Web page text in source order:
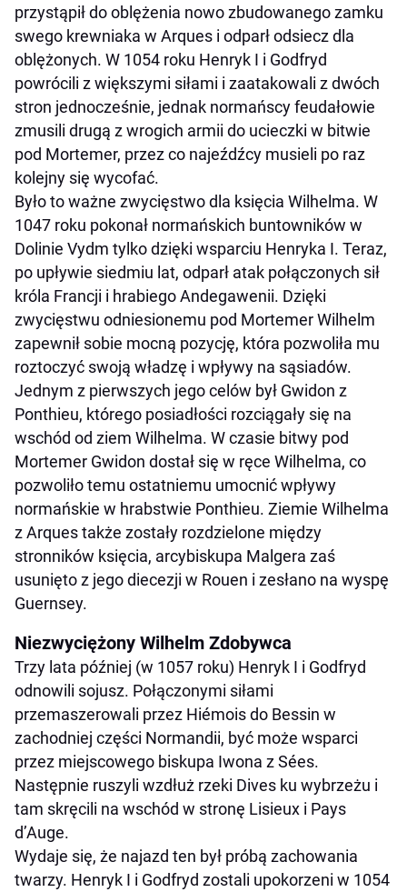
przystąpił do oblężenia nowo zbudowanego zamku
swego krewniaka w Arques i odparł odsiecz dla
oblężonych. W 1054 roku Henryk I i Godfryd
powrócili z większymi siłami i zaatakowali z dwóch
stron jednocześnie, jednak normańscy feudałowie
zmusili drugą z wrogich armii do ucieczki w bitwie
pod Mortemer, przez co najeźdźcy musieli po raz
kolejny się wycofać.
Było to ważne zwycięstwo dla księcia Wilhelma. W
1047 roku pokonał normańskich buntowników w
Dolinie Vydm tylko dzięki wsparciu Henryka I. Teraz,
po upływie siedmiu lat, odparł atak połączonych sił
króla Francji i hrabiego Andegawenii. Dzięki
zwycięstwu odniesionemu pod Mortemer Wilhelm
zapewnił sobie mocną pozycję, która pozwoliła mu
roztoczyć swoją władzę i wpływy na sąsiadów.
Jednym z pierwszych jego celów był Gwidon z
Ponthieu, którego posiadłości rozciągały się na
wschód od ziem Wilhelma. W czasie bitwy pod
Mortemer Gwidon dostał się w ręce Wilhelma, co
pozwoliło temu ostatniemu umocnić wpływy
normańskie w hrabstwie Ponthieu. Ziemie Wilhelma
z Arques także zostały rozdzielone między
stronników księcia, arcybiskupa Malgera zaś
usunięto z jego diecezji w Rouen i zesłano na wyspę
Guernsey.
Niezwyciężony Wilhelm Zdobywca
Trzy lata później (w 1057 roku) Henryk I i Godfryd
odnowili sojusz. Połączonymi siłami
przemaszerowali przez Hiémois do Bessin w
zachodniej części Normandii, być może wsparci
przez miejscowego biskupa Iwona z Sées.
Następnie ruszyli wzdłuż rzeki Dives ku wybrzeżu i
tam skręcili na wschód w stronę Lisieux i Pays
d’Auge.
Wydaje się, że najazd ten był próbą zachowania
twarzy. Henryk I i Godfryd zostali upokorzeni w 1054